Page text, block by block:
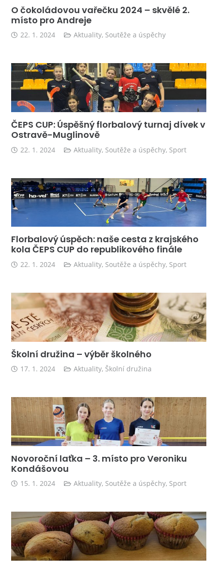
O čokoládovou vařečku 2024 – skvělé 2.
místo pro Andreje
22. 1. 2024 Aktuality, Soutěže a úspěchy
ČEPS CUP: Úspěšný florbalový turnaj dívek v
Ostravě-Muglinově
22. 1. 2024 Aktuality, Soutěže a úspěchy, Sport
Florbalový úspěch: naše cesta z krajského
kola ČEPS CUP do republikového finále
22. 1. 2024 Aktuality, Soutěže a úspěchy, Sport
Školní družina – výběr školného
17. 1. 2024 Aktuality, Školní družina
Novoroční laťka – 3. místo pro Veroniku
Kondášovou
15. 1. 2024 Aktuality, Soutěže a úspěchy, Sport